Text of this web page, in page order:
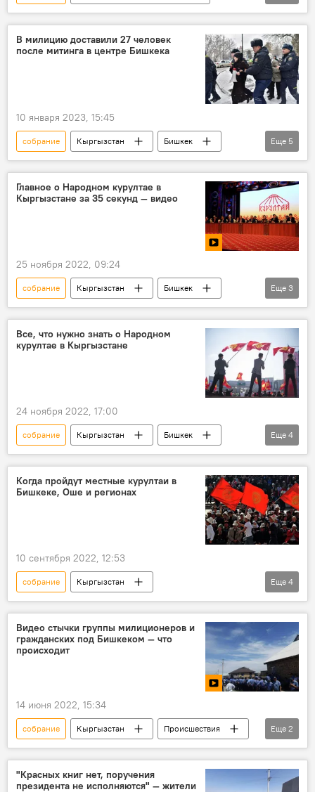
юрист
Владимир Плужник
ТСЖ
председатель
закон Кыргызстан
В милицию доставили 27 человек
после митинга в центре Бишкека
10 января 2023, 15:45
собрание Кыргызстан
Бишкек
митинг
запрет
задержание
Еще 5
Главное о Народном курултае в
Кыргызстане за 35 секунд — видео
25 ноября 2022, 09:24
собрание Кыргызстан
Бишкек
Народный курултай
курултай
Еще 3
Все, что нужно знать о Народном
курултае в Кыргызстане
24 ноября 2022, 17:00
собрание Кыргызстан
Бишкек
курултай
Народный курултай
Еще 4
Когда пройдут местные курултаи в
Бишкеке, Оше и регионах
10 сентября 2022, 12:53
собрание
Кыргызстан
Народный курултай
выборы
Еще 4
Видео стычки группы милиционеров и
гражданских под Бишкеком — что
происходит
14 июня 2022, 15:34
собрание Кыргызстан
Происшествия
милиция
снос
Еще 2
"Красных книг нет, поручения
президента не исполняются" — жители